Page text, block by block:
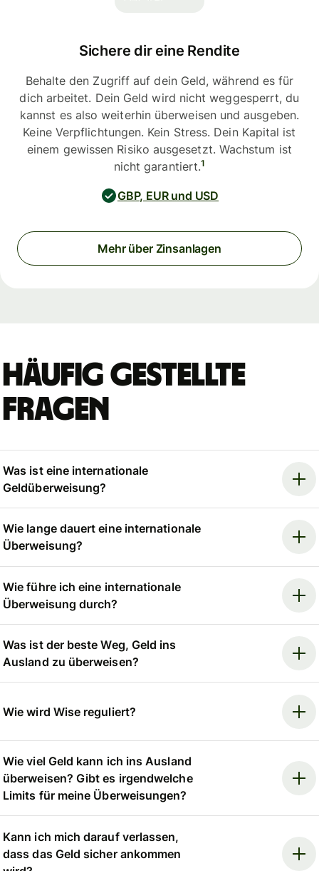
Sichere dir eine Rendite
Behalte den Zugriff auf dein Geld, während es für
dich arbeitet. Dein Geld wird nicht weggesperrt, du
kannst es also weiterhin überweisen und ausgeben.
Keine Verpflichtungen. Kein Stress. Dein Kapital ist
einem gewissen Risiko ausgesetzt. Wachstum ist
nicht garantiert.1
GBP, EUR und USD
Mehr über Zinsanlagen
Häufig gestellte
Fragen
Was ist eine internationale
Geldüberweisung?
Wie lange dauert eine internationale
Überweisung?
Wie führe ich eine internationale
Überweisung durch?
Was ist der beste Weg, Geld ins
Ausland zu überweisen?
Wie wird Wise reguliert?
Wie viel Geld kann ich ins Ausland
überweisen? Gibt es irgendwelche
Limits für meine Überweisungen?
Kann ich mich darauf verlassen,
dass das Geld sicher ankommen